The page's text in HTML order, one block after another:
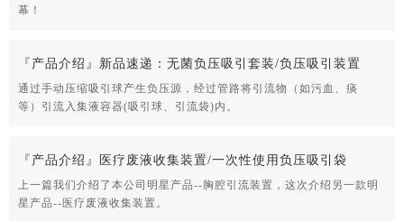
幕！
『产品介绍』新品速递：无菌负压吸引套装/负压吸引装置
通过手动压缩吸引球产生负压源，经过管路将引流物（如污血、痰
等）引流入集液容器(吸引球、引流袋)内。
『产品介绍』医疗废液收集装置/一次性使用负压吸引袋
上一篇我们介绍了本公司明星产品--胸腔引流装置，这次介绍另一款明
星产品--医疗废液收集装置。